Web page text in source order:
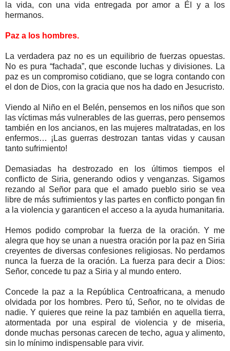
la vida, con una vida entregada por amor a Él y a los
hermanos.
Paz a los hombres.
La verdadera paz no es un equilibrio de fuerzas opuestas.
No es pura “fachada”, que esconde luchas y divisiones. La
paz es un compromiso cotidiano, que se logra contando con
el don de Dios, con la gracia que nos ha dado en Jesucristo.
Viendo al Niño en el Belén, pensemos en los niños que son
las víctimas más vulnerables de las guerras, pero pensemos
también en los ancianos, en las mujeres maltratadas, en los
enfermos… ¡Las guerras destrozan tantas vidas y causan
tanto sufrimiento!
Demasiadas ha destrozado en los últimos tiempos el
conflicto de Siria, generando odios y venganzas. Sigamos
rezando al Señor para que el amado pueblo sirio se vea
libre de más sufrimientos y las partes en conflicto pongan fin
a la violencia y garanticen el acceso a la ayuda humanitaria.
Hemos podido comprobar la fuerza de la oración. Y me
alegra que hoy se unan a nuestra oración por la paz en Siria
creyentes de diversas confesiones religiosas. No perdamos
nunca la fuerza de la oración. La fuerza para decir a Dios:
Señor, concede tu paz a Siria y al mundo entero.
Concede la paz a la República Centroafricana, a menudo
olvidada por los hombres. Pero tú, Señor, no te olvidas de
nadie. Y quieres que reine la paz también en aquella tierra,
atormentada por una espiral de violencia y de miseria,
donde muchas personas carecen de techo, agua y alimento,
sin lo mínimo indispensable para vivir.